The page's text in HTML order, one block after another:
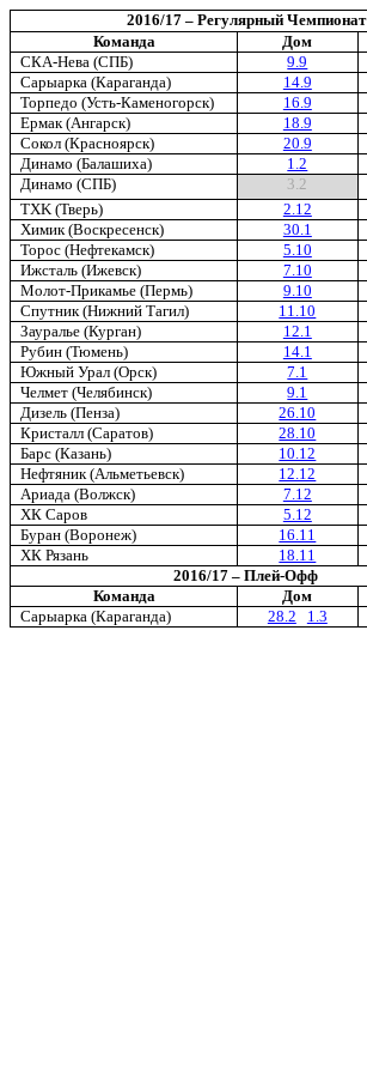
2016/17 – Регулярный Чемпионат
Команда
Дом
СКА-Нева (СПБ)
9.9
Сарыарка (Караганда)
14.9
Торпедо (Усть-Каменогорск)
16.9
Ермак (Ангарск)
18.9
Сокол (Красноярск)
20.9
Динамо (Балашиха)
1.2
Динамо (СПБ)
3.2
TXK (Тверь) 2.12
Химик (Воскресенск)
30.1
Торос (Нефтекамск)
5.10
Ижсталь (Ижевск)
7.10
Молот-Прикамье (Пермь)
9.10
Спутник (Нижний Тагил)
11.10
Зауралье (Курган)
12.1
Рубин (Тюмень)
14.1
Южный Урал (Орск)
7.1
Челмет (Челябинск)
9.1
Дизель (Пенза)
26.10
Кристалл (Саратов)
28.10
Барс (Казань)
10.12
Нефтяник (Альметьевск)
12.12
Ариада (Волжск)
7.12
ХК Саров
5.12
Буран (Воронеж)
16.11
ХК Рязань
18.11
2016/17 – Плей-Офф
Команда
Дом
Сарыарка (Караганда)
28.2 1.3